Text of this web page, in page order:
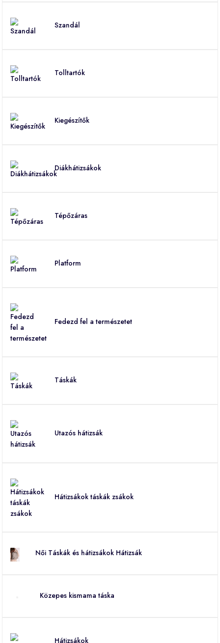
Szandál
Tolltartók
Kiegészítők
Diákhátizsákok
Tépőzáras
Platform
Fedezd fel a természetet
Táskák
Utazós hátizsák
Hátizsákok táskák zsákok
Női Táskák és hátizsákok Hátizsák
Közepes kismama táska
Hátizsákok